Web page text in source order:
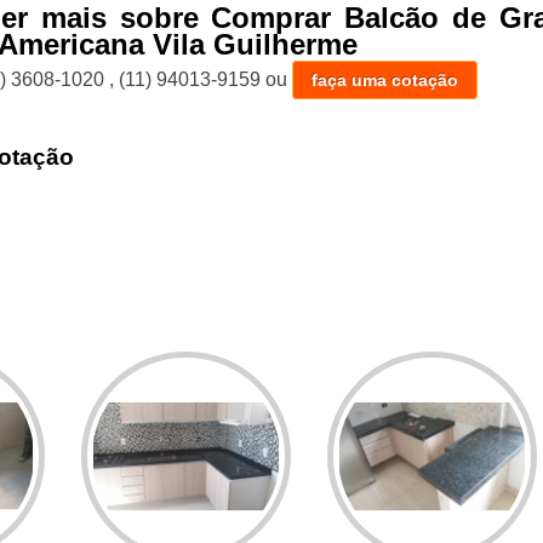
mais sobre Comprar Balcão de
Vila Guilherme
3608-1020 , (11) 94013-9159 ou faça uma cotação